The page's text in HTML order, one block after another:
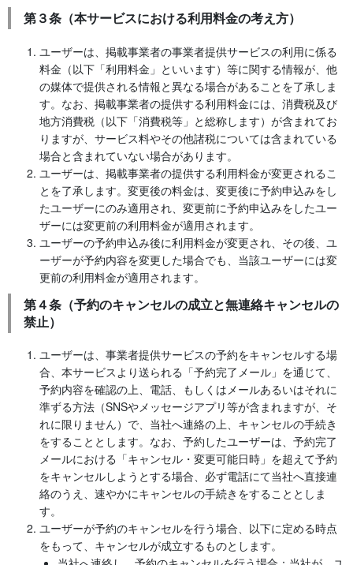
第３条（本サービスにおける利用料金の考え方）
ユーザーは、掲載事業者の事業者提供サービスの利用に係る
料金（以下「利用料金」といいます）等に関する情報が、他
の媒体で提供される情報と異なる場合があることを了承しま
す。なお、掲載事業者の提供する利用料金には、消費税及び
地方消費税（以下「消費税等」と総称します）が含まれてお
りますが、サービス料やその他諸税については含まれている
場合と含まれていない場合があります。
ユーザーは、掲載事業者の提供する利用料金が変更されるこ
とを了承します。変更後の料金は、変更後に予約申込みをし
たユーザーにのみ適用され、変更前に予約申込みをしたユー
ザーには変更前の利用料金が適用されます。
ユーザーの予約申込み後に利用料金が変更され、その後、ユ
ーザーが予約内容を変更した場合でも、当該ユーザーには変
更前の利用料金が適用されます。
第４条（予約のキャンセルの成立と無連絡キャンセルの
禁止）
ユーザーは、事業者提供サービスの予約をキャンセルする場
合、本サービスより送られる「予約完了メール」を通じて、
予約内容を確認の上、電話、もしくはメールあるいはそれに
準ずる方法（SNSやメッセージアプリ等が含まれますが、そ
れに限りません）で、当社へ連絡の上、キャンセルの手続き
をすることとします。なお、予約したユーザーは、予約完了
メールにおける「キャンセル・変更可能日時」を超えて予約
をキャンセルしようとする場合、必ず電話にて当社へ直接連
絡のうえ、速やかにキャンセルの手続きをすることとしま
す。
ユーザーが予約のキャンセルを行う場合、以下に定める時点
をもって、キャンセルが成立するものとします。